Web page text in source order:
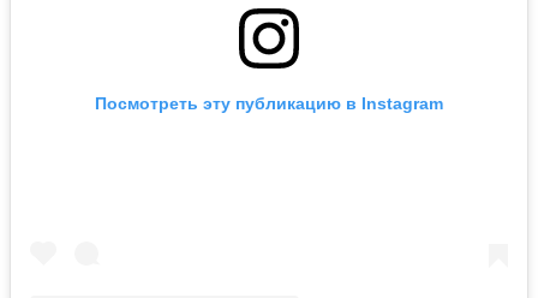
Посмотреть эту публикацию в Instagram